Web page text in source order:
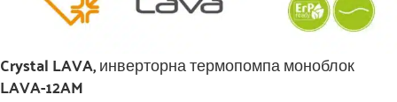
Crystal LAVA, инверторна термопомпа моноблок
LAVA-12AM